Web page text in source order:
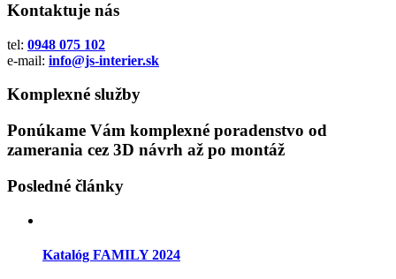
Kontaktuje nás
tel: 0948 075 102
e-mail: info@js-interier.sk
Komplexné služby
Ponúkame Vám komplexné poradenstvo od
zamerania cez 3D návrh až po montáž
Posledné články
Katalóg FAMILY 2024